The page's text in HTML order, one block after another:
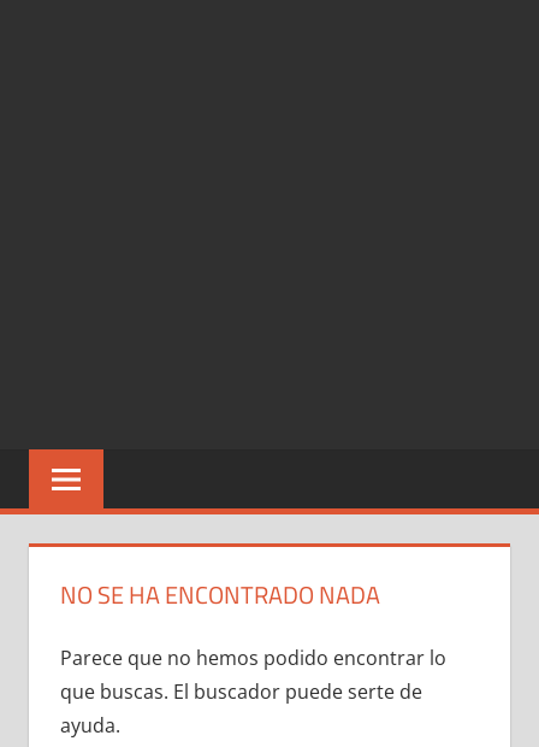
NO SE HA ENCONTRADO NADA
Parece que no hemos podido encontrar lo
que buscas. El buscador puede serte de
ayuda.